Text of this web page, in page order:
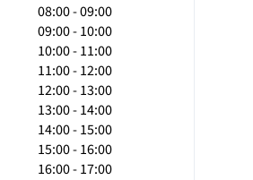
08:00 - 09:00
09:00 - 10:00
10:00 - 11:00
11:00 - 12:00
12:00 - 13:00
13:00 - 14:00
14:00 - 15:00
15:00 - 16:00
16:00 - 17:00